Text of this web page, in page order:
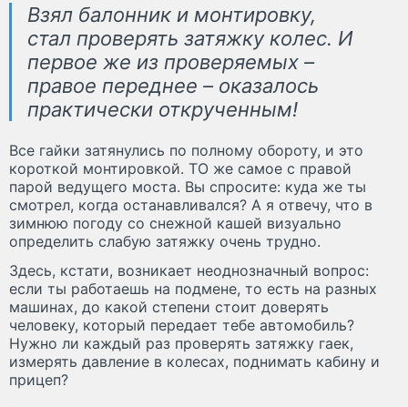
Взял балонник и монтировку,
стал проверять затяжку колес. И
первое же из проверяемых –
правое переднее – оказалось
практически открученным!
Все гайки затянулись по полному обороту, и это
короткой монтировкой. ТО же самое с правой
парой ведущего моста. Вы спросите: куда же ты
смотрел, когда останавливался? А я отвечу, что в
зимнюю погоду со снежной кашей визуально
определить слабую затяжку очень трудно.
Здесь, кстати, возникает неоднозначный вопрос:
если ты работаешь на подмене, то есть на разных
машинах, до какой степени стоит доверять
человеку, который передает тебе автомобиль?
Нужно ли каждый раз проверять затяжку гаек,
измерять давление в колесах, поднимать кабину и
прицеп?